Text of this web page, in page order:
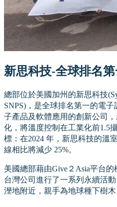
新思科技-全球排名
總部位於美國加州的新思科技
SNPS)，是全球排名第一的電
子產品及軟體應用的創新公司
化，將溫度控制在工業化前1.5
標：在2024 年，新思科技的溫
線相比將減少 25%。
美國總部藉由Give２Asia平台
台灣公司進行了一系列永續活
溼地附近，親手為地球種下樹